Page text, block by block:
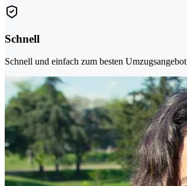
Schnell
Schnell und einfach zum besten Umzugsangebot